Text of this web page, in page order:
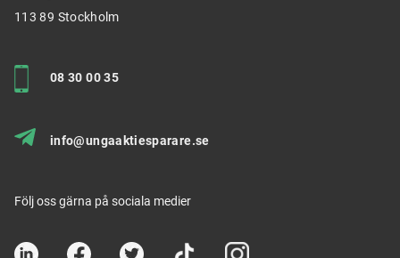
113 89 Stockholm
08 30 00 35
info@ungaaktiesparare.se
Följ oss gärna på sociala medier